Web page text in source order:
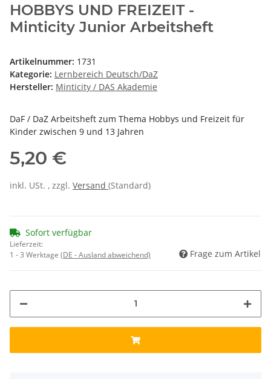
HOBBYS UND FREIZEIT -
Minticity Junior Arbeitsheft
Artikelnummer: 1731
Kategorie: Lernbereich Deutsch/DaZ
Hersteller: Minticity / DAS Akademie
DaF / DaZ Arbeitsheft zum Thema Hobbys und Freizeit für
Kinder zwischen 9 und 13 Jahren
5,20 €
inkl. USt. , zzgl. Versand (Standard)
Sofort verfügbar
Lieferzeit:
1 - 3 Werktage (DE - Ausland abweichend) Frage zum Artikel